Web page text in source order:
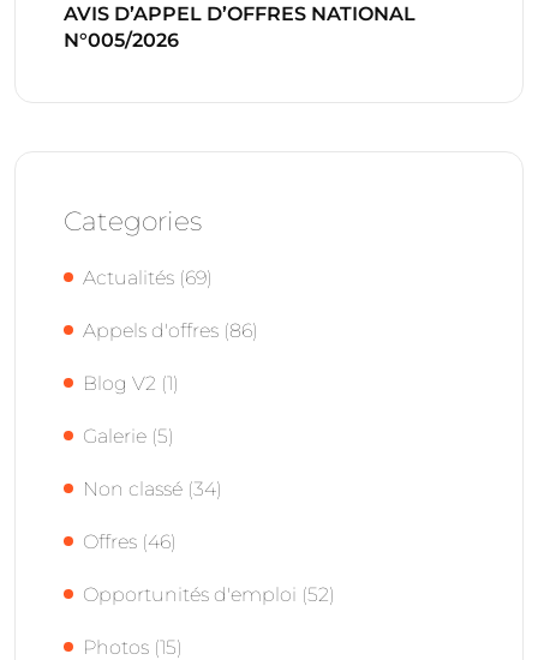
AVIS D’APPEL D’OFFRES NATIONAL
N°005/2026
Categories
Actualités (69)
Appels d'offres (86)
Blog V2 (1)
Galerie (5)
Non classé (34)
Offres (46)
Opportunités d'emploi (52)
Photos (15)